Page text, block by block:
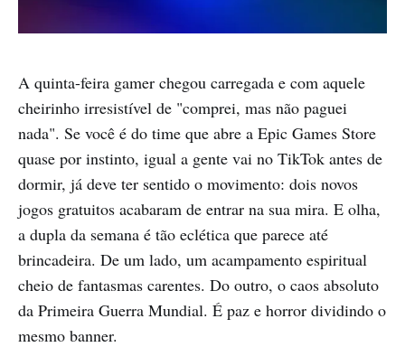
A quinta-feira gamer chegou carregada e com aquele
cheirinho irresistível de "comprei, mas não paguei
nada". Se você é do time que abre a Epic Games Store
quase por instinto, igual a gente vai no TikTok antes de
dormir, já deve ter sentido o movimento: dois novos
jogos gratuitos acabaram de entrar na sua mira. E olha,
a dupla da semana é tão eclética que parece até
brincadeira. De um lado, um acampamento espiritual
cheio de fantasmas carentes. Do outro, o caos absoluto
da Primeira Guerra Mundial. É paz e horror dividindo o
mesmo banner.